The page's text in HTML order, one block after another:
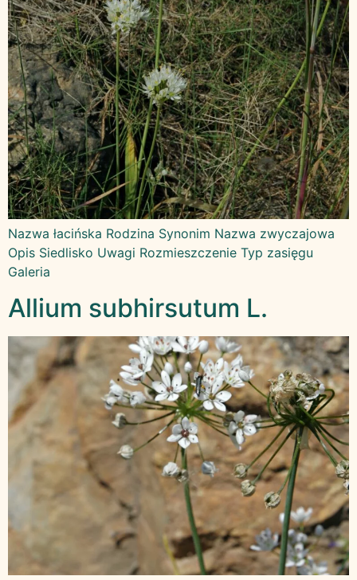
Nazwa łacińska Rodzina Synonim Nazwa zwyczajowa
Opis Siedlisko Uwagi Rozmieszczenie Typ zasięgu
Galeria
Allium subhirsutum L.